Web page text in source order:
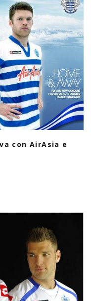
con AirAsia e